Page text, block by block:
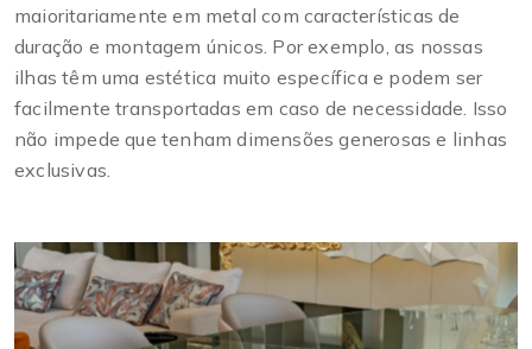
maioritariamente em metal com características de
duração e montagem únicos. Por exemplo, as nossas
ilhas têm uma estética muito específica e podem ser
facilmente transportadas em caso de necessidade. Isso
não impede que tenham dimensões generosas e linhas
exclusivas.